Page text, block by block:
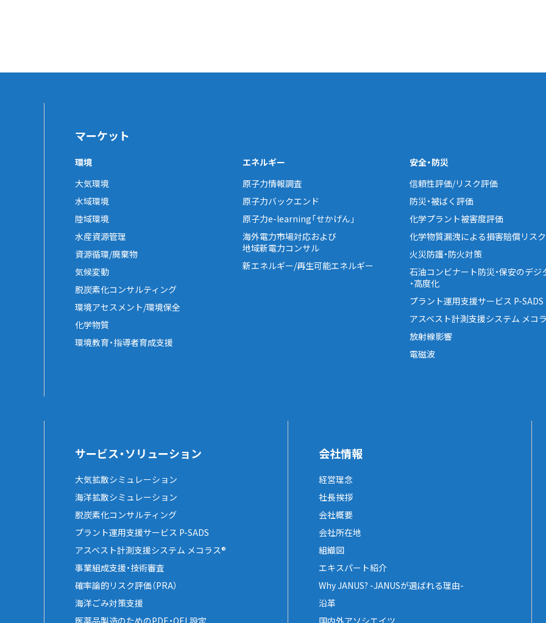
マーケット
環境
大気環境
水域環境
陸域環境
水産資源管理
資源循環/廃棄物
気候変動
脱炭素化コンサルティング
環境アセスメント/環境保全
化学物質
環境教育・指導者育成支援
エネルギー
原子力情報調査
原子力バックエンド
原子力e-learning「せかげん」
海外電力市場対応および
地域新電力コンサル
新エネルギー/再生可能エネルギー
安全・防災
信頼性評価/リスク評価
防災・被ばく評価
化学プラント被害度評価
化学物質漏洩による損害賠償リス
火災防護・防火対策
石油コンビナート防災・保安のデジ
・高度化
プラント運用支援サービス P-SADS
アスベスト計測支援システム メコ
放射線影響
電磁波
サービス・ソリューション
大気拡散シミュレーション
海洋拡散シミュレーション
脱炭素化コンサルティング
プラント運用支援サービス P-SADS
アスベスト計測支援システム メコラス®
事業組成支援・技術審査
確率論的リスク評価（PRA）
海洋ごみ対策支援
会社情報
経営理念
社長挨拶
会社概要
会社所在地
組織図
エキスパート紹介
Why JANUS? -JANUSが選ばれる理由-
沿革